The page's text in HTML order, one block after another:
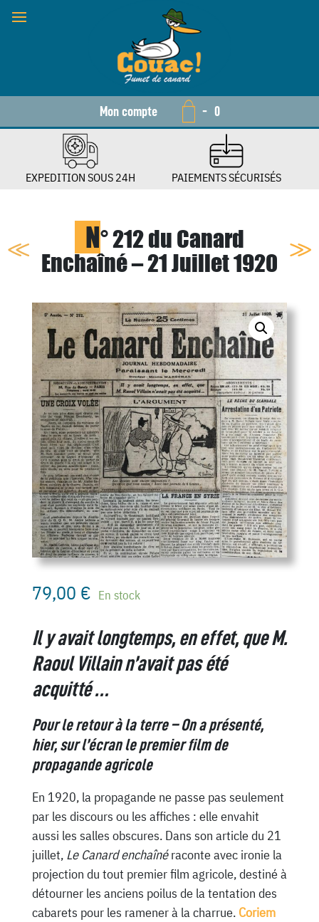
Mon compte - 0
EXPEDITION SOUS 24H PAIEMENTS SÉCURISÉS
N° 212 du Canard
Enchaîné – 21 Juillet 1920
79,00 € En stock
Il y avait longtemps, en effet, que M.
Raoul Villain n’avait pas été
acquitté …
Pour le retour à la terre – On a présenté,
hier, sur l’écran le premier film de
propagande agricole
En 1920, la propagande ne passe pas seulement
par les discours ou les affiches : elle envahit
aussi les salles obscures. Dans son article du 21
juillet, Le Canard enchaînéraconte avec ironie la
projection du tout premier film agricole, destiné à
détourner les anciens poilus de la tentation des
cabarets pour les ramener à la charrue. Coriem